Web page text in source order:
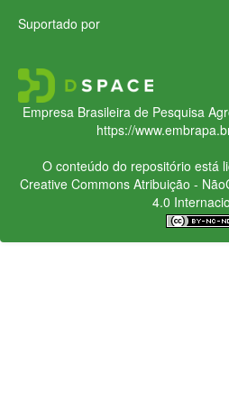
Suportado por
Empresa Brasileira de Pesquisa
https://
O conteúdo do repositório está
Creative CommonsAtribuição -
4.0